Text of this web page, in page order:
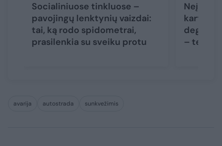
Socialiniuose tinkluose –
pavojingų lenktynių vaizdai:
tai, ką rodo spidometrai,
prasilenkia su sveiku protu
karto du
–
avarija autostrada sunkvežimis